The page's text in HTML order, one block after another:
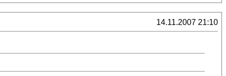
14.11.2007 21:10